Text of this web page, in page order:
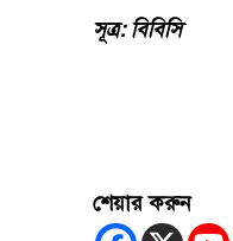
সূত্র: বিবিসি
শেয়ার করুন